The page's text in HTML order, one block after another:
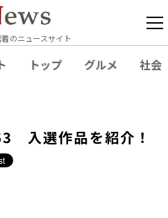
のニュースサイト
トップ グルメ 社会
入選作品を紹介！